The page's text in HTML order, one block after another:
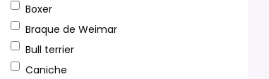
Boxer
Braque de Weimar
Bull terrier
Caniche